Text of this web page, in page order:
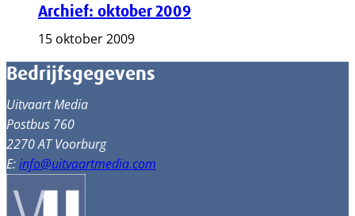
Archief: oktober 2009
15 oktober 2009
Bedrijfsgegevens
Uitvaart Media
Postbus 760
2270 AT Voorburg
E:info@uitvaartmedia.com